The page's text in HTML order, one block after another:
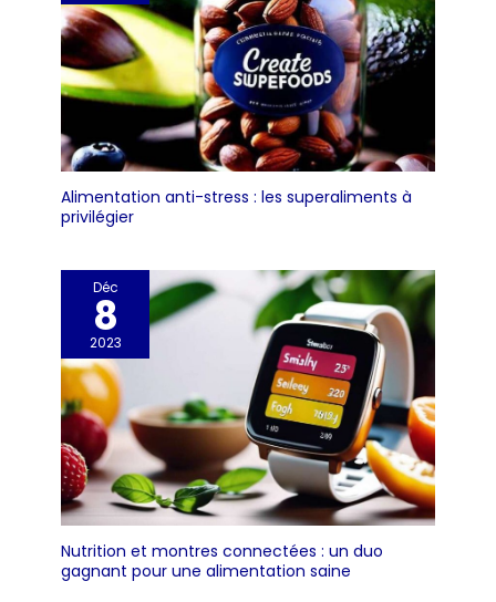
Alimentation anti-stress : les superaliments à
privilégier
Déc
8
2023
Nutrition et montres connectées : un duo
gagnant pour une alimentation saine